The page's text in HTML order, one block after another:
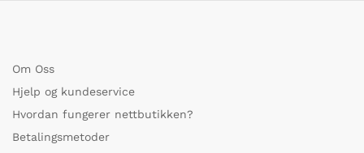
Om Oss
Hjelp og kundeservice
Hvordan fungerer nettbutikken?
Betalingsmetoder